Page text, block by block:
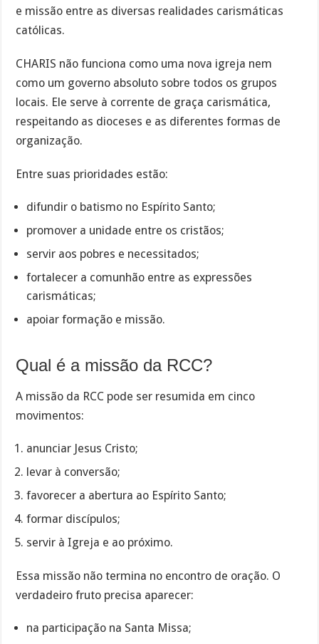
e missão entre as diversas realidades carismáticas
católicas.
CHARIS não funciona como uma nova igreja nem
como um governo absoluto sobre todos os grupos
locais. Ele serve à corrente de graça carismática,
respeitando as dioceses e as diferentes formas de
organização.
Entre suas prioridades estão:
difundir o batismo no Espírito Santo;
promover a unidade entre os cristãos;
servir aos pobres e necessitados;
fortalecer a comunhão entre as expressões
carismáticas;
apoiar formação e missão.
Qual é a missão da RCC?
A missão da RCC pode ser resumida em cinco
movimentos:
anunciar Jesus Cristo;
levar à conversão;
favorecer a abertura ao Espírito Santo;
formar discípulos;
servir à Igreja e ao próximo.
Essa missão não termina no encontro de oração. O
verdadeiro fruto precisa aparecer:
na participação na Santa Missa;